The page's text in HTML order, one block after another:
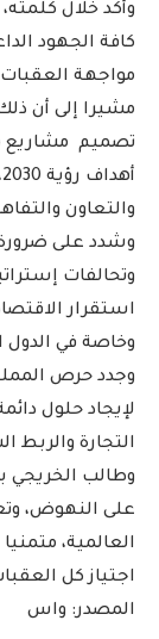
وأكد خلال
كافة الجهود
مواجهة
مشيرا إلى أن
تصميم مشاريع
والتعاون
وشدد على ضرورة
وتحالفات
استقرار
وخاصة في الدول
وجدد حرص
لإيجاد حلول
التجارة والربط
وطالب الخريجي
على النهوض،
العالمية،
اجتياز كل
المصدر: واس